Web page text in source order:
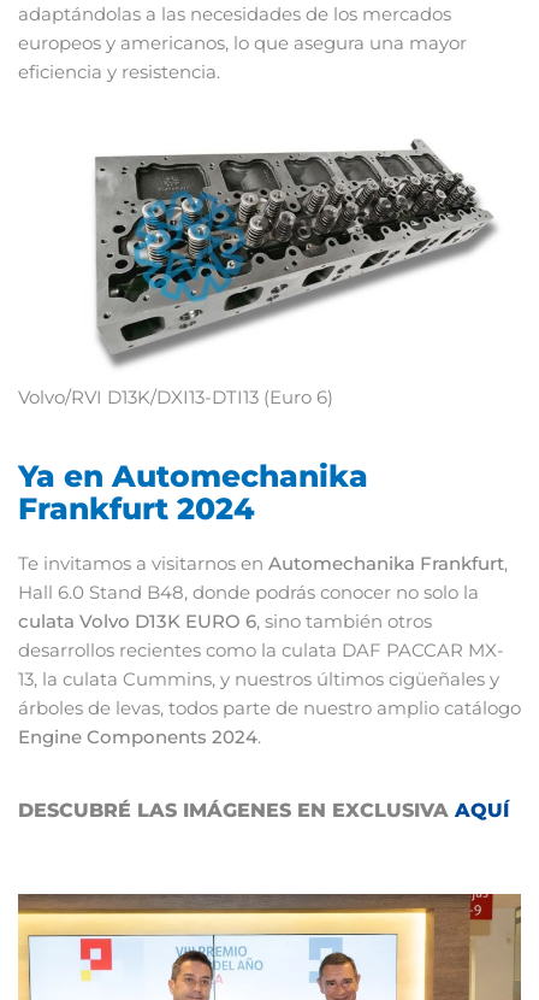
adaptándolas a las necesidades de los mercados
europeos y americanos, lo que asegura una mayor
eficiencia y resistencia.
Volvo/RVI D13K/DXI13-DTI13 (Euro 6)
Ya en Automechanika
Frankfurt 2024
Te invitamos a visitarnos en Automechanika Frankfurt,
Hall 6.0 Stand B48, donde podrás conocer no solo la
culata Volvo D13K EURO 6, sino también otros
desarrollos recientes como la culata DAF PACCAR MX-
13, la culata Cummins, y nuestros últimos cigüeñales y
árboles de levas, todos parte de nuestro amplio catálogo
Engine Components 2024.
DESCUBRÉ LAS IMÁGENES EN EXCLUSIVA AQUÍ